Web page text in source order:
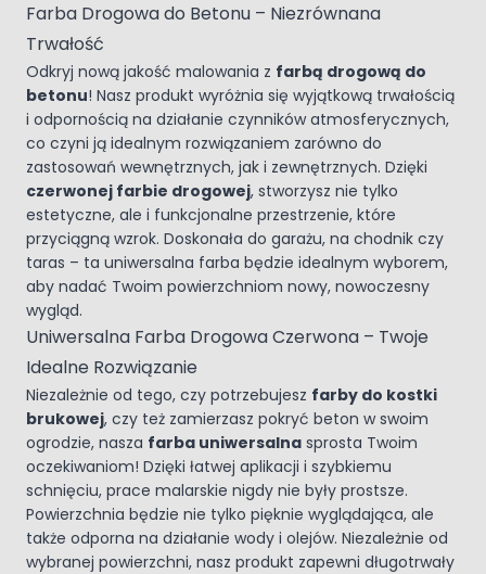
Farba Drogowa do Betonu – Niezrównana
Trwałość
Odkryj nową jakość malowania z farbą drogową do
betonu! Nasz produkt wyróżnia się wyjątkową trwałością
i odpornością na działanie czynników atmosferycznych,
co czyni ją idealnym rozwiązaniem zarówno do
zastosowań wewnętrznych, jak i zewnętrznych. Dzięki
czerwonej farbie drogowej, stworzysz nie tylko
estetyczne, ale i funkcjonalne przestrzenie, które
przyciągną wzrok. Doskonała do garażu, na chodnik czy
taras – ta uniwersalna farba będzie idealnym wyborem,
aby nadać Twoim powierzchniom nowy, nowoczesny
wygląd.
Uniwersalna Farba Drogowa Czerwona – Twoje
Idealne Rozwiązanie
Niezależnie od tego, czy potrzebujesz farby do kostki
brukowej, czy też zamierzasz pokryć beton w swoim
ogrodzie, nasza farba uniwersalna sprosta Twoim
oczekiwaniom! Dzięki łatwej aplikacji i szybkiemu
schnięciu, prace malarskie nigdy nie były prostsze.
Powierzchnia będzie nie tylko pięknie wyglądająca, ale
także odporna na działanie wody i olejów. Niezależnie od
wybranej powierzchni, nasz produkt zapewni długotrwały